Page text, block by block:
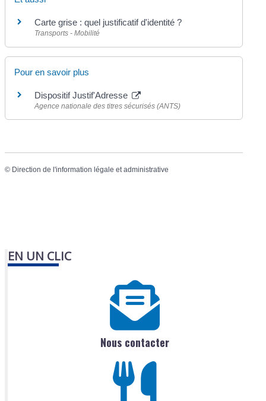
Carte grise : quel justificatif d'identité ?
Transports - Mobilité
Pour en savoir plus
Dispositif Justif'Adresse
Agence nationale des titres sécurisés (ANTS)
© Direction de l'information légale et administrative
EN UN CLIC
Nous contacter